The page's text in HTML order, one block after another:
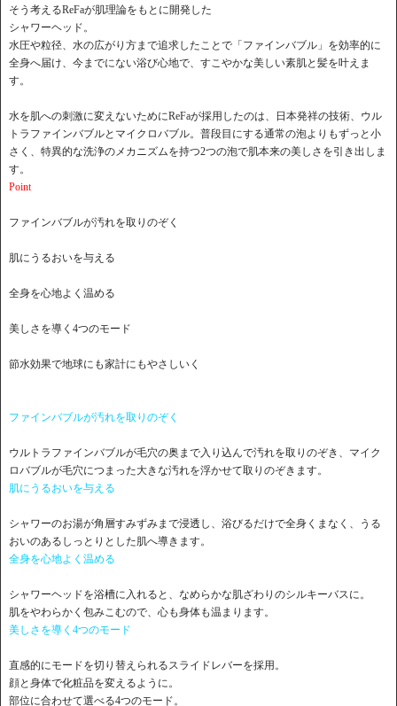
そう考えるReFaが肌理論をもとに開発した
シャワーヘッド。
水圧や粒径、水の広がり方まで追求したことで「ファインバブル」を効率的に
全身へ届け、今までにない浴び心地で、すこやかな美しい素肌と髪を叶えま
す。
水を肌への刺激に変えないためにReFaが採用したのは、日本発祥の技術、ウル
トラファインバブルとマイクロバブル。普段目にする通常の泡よりもずっと小
さく、特異的な洗浄のメカニズムを持つ2つの泡で肌本来の美しさを引き出しま
す。
Point
ファインバブルが汚れを取りのぞく
肌にうるおいを与える
全身を心地よく温める
美しさを導く4つのモード
節水効果で地球にも家計にもやさしいく
ファインバブルが汚れを取りのぞく
ウルトラファインバブルが毛穴の奥まで入り込んで汚れを取りのぞき、マイク
ロバブルが毛穴につまった大きな汚れを浮かせて取りのぞきます。
肌にうるおいを与える
シャワーのお湯が角層すみずみまで浸透し、浴びるだけで全身くまなく、うる
おいのあるしっとりとした肌へ導きます。
全身を心地よく温める
シャワーヘッドを浴槽に入れると、なめらかな肌ざわりのシルキーバスに。
肌をやわらかく包みこむので、心も身体も温まります。
美しさを導く4つのモード
直感的にモードを切り替えられるスライドレバーを採用。
顔と身体で化粧品を変えるように。
部位に合わせて選べる4つのモード。